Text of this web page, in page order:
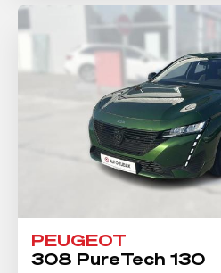
PEUGEOT
308 PureTech 130